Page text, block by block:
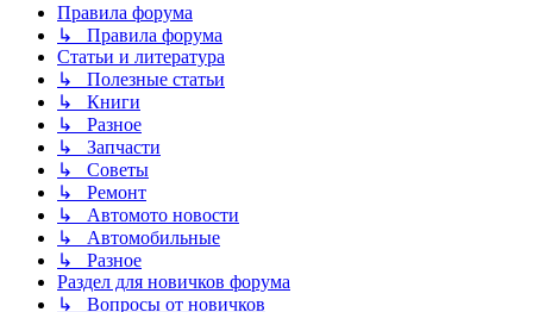
Правила форума
↳ Правила форума
Статьи и литература
↳ Полезные статьи
↳ Книги
↳ Разное
↳ Запчасти
↳ Советы
↳ Ремонт
↳ Автомото новости
↳ Автомобильные
↳ Разное
Раздел для новичков форума
↳ Вопросы от новичков